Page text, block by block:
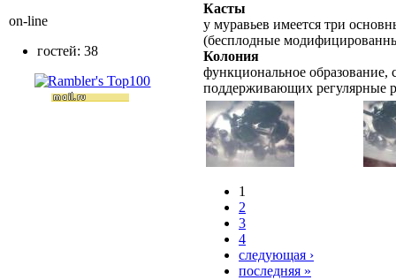
Касты
у муравьев имеется три
(бесплодные
Колония
функциональное образование,
поддерживающих регулярные
1
2
3
4
следующая ›
последняя »
on-line
гостей: 38